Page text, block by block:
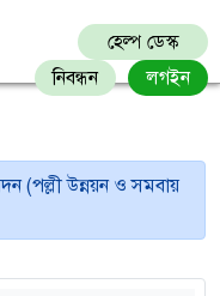
হেল্প ডেস্ক
নিবন্ধন
লগইন
(পল্লী উন্নয়ন ও সমবায়